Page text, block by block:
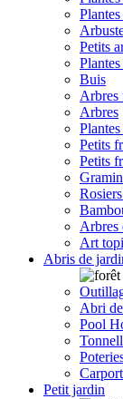
Petits
Buis
Arbres
Arbres
Petits
Petits
Arbres
Art
Abris de
Abri
Pool
Petit jardin